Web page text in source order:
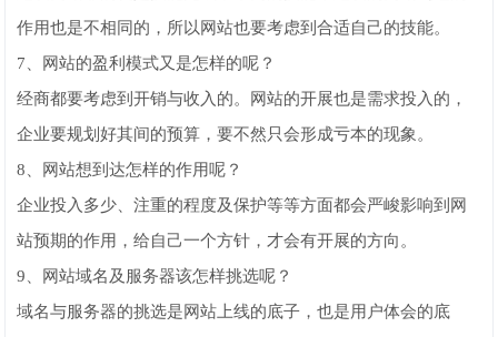
作用也是不相同的，所以网站也要考虑到合适自己的技能。
7、网站的盈利模式又是怎样的呢？
经商都要考虑到开销与收入的。网站的开展也是需求投入的，
企业要规划好其间的预算，要不然只会形成亏本的现象。
8、网站想到达怎样的作用呢？
企业投入多少、注重的程度及保护等等方面都会严峻影响到网
站预期的作用，给自己一个方针，才会有开展的方向。
9、网站域名及服务器该怎样挑选呢？
域名与服务器的挑选是网站上线的底子，也是用户体会的底